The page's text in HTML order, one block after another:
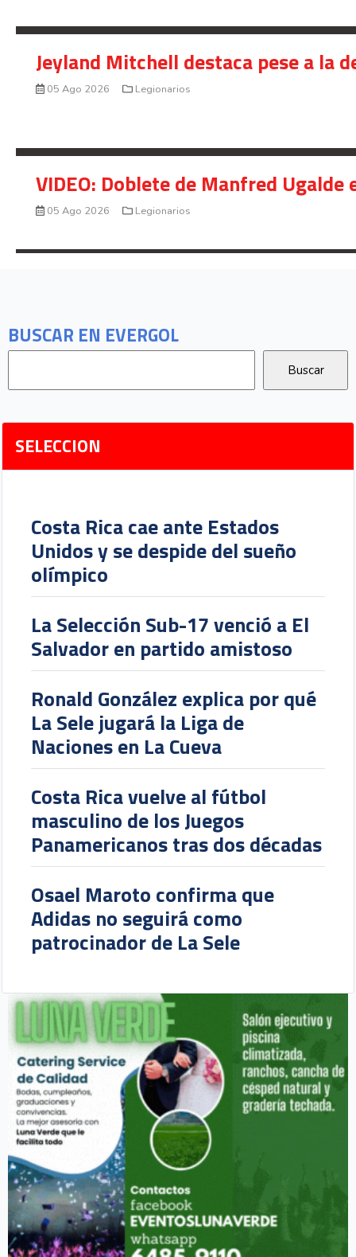
BUSCAR EN EVERGOL
SELECCION
Costa Rica cae ante Estados
Unidos y se despide del sueño
olímpico
La Selección Sub-17 venció a El
Salvador en partido amistoso
Ronald González explica por qué
La Sele jugará la Liga de
Naciones en La Cueva
Costa Rica vuelve al fútbol
masculino de los Juegos
Panamericanos tras dos décadas
Osael Maroto confirma que
Adidas no seguirá como
patrocinador de La Sele
Jeyland Mitchell destaca pese a la
05 Ago 2026 Legionarios
VIDEO: Doblete de Manfred
05 Ago 2026 Legionarios